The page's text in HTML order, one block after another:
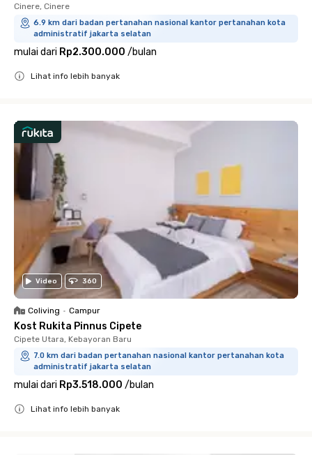
Cinere, Cinere
6.9 km dari badan pertanahan nasional kantor pertanahan kota
administratif jakarta selatan
mulai dari Rp2.300.000 /bulan
Lihat info lebih banyak
Video 360
Coliving • Campur
Kost Rukita Pinnus Cipete
Cipete Utara, Kebayoran Baru
7.0 km dari badan pertanahan nasional kantor pertanahan kota
administratif jakarta selatan
mulai dari Rp3.518.000 /bulan
Lihat info lebih banyak